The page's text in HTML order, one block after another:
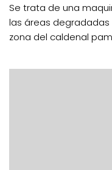
Se trata de una
las áreas
zona del caldenal